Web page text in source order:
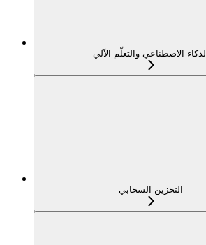
الذكاء الاصطناعي والتعلّم الآلي
التخزين السحابي